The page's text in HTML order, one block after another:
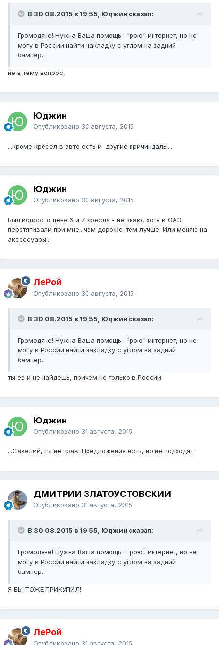
В 30.08.2015 в 19:55, Юджин сказал:
Громодяне! Нужна Ваша помощь : "рою" интернет, но не
могу в России найти накладку с углом на задний
бампер...
не в тему вопрос,
Юджин
Опубликовано 30 августа, 2015
...кроме кресел в авто есть и другие причиндалы...
Юджин
Опубликовано 30 августа, 2015
Был вопрос о цене 6 и 7 кресла - не знаю, хотя в ОАЭ
перетягивали при мне...чем дороже-тем лучше. Или меняю на
аксессуары...
ЛеРой
Опубликовано 30 августа, 2015
В 30.08.2015 в 19:55, Юджин сказал:
Громодяне! Нужна Ваша помощь : "рою" интернет, но не
могу в России найти накладку с углом на задний
бампер...
ты ее и не найдешь, причем не только в России
Юджин
Опубликовано 31 августа, 2015
...Савелий, ты не прав! Предложения есть, но не подходят
ДМИТРИЙ ЗЛАТОУСТОВСКИЙ
Опубликовано 31 августа, 2015
В 30.08.2015 в 19:55, Юджин сказал:
Громодяне! Нужна Ваша помощь : "рою" интернет, но не
могу в России найти накладку с углом на задний
бампер...
Я БЫ ТОЖЕ ПРИКУПИЛ!
ЛеРой
Опубликовано 31 августа, 2015